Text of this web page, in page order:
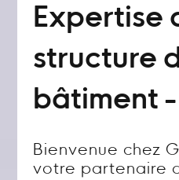
Expertise
structure
bâtiment -
Bienvenue chez
votre partenaire